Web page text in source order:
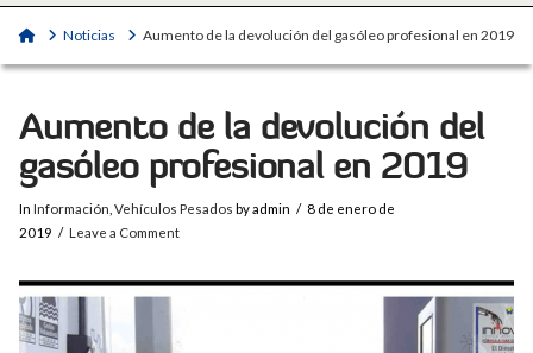
HomeNoticias Aumento de la devolución del gasóleo profesional en 2019
Aumento de la devolución del
gasóleo profesional en 2019
In Información Vehículos Pesados by admin
8 de enero de
2019
Leave a Comment